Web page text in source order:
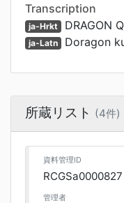
Transcription
ja-Hrkt DRAGON
ja-Latn Doragon
所蔵リスト (4件)
資料管理ID
RCGSa0000827
管理者